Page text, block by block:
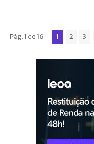
Pág. 1 de 16 1 2 3